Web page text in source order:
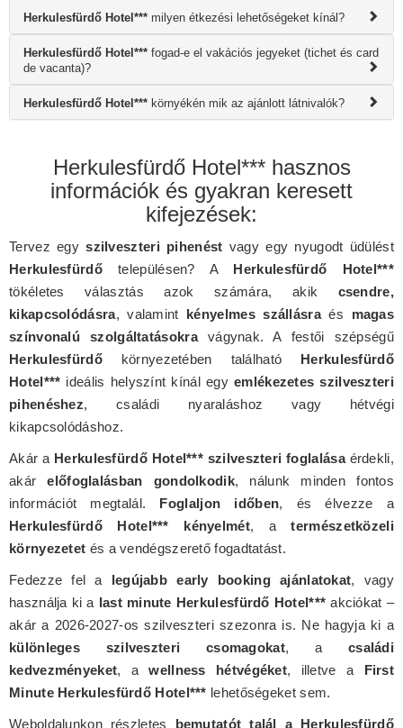
Herkulesfürdő Hotel*** milyen étkezési lehetőségeket kínál?
Herkulesfürdő Hotel*** fogad-e el vakációs jegyeket (tichet és card
de vacanta)?
Herkulesfürdő Hotel*** környékén mik az ajánlott látnivalók?
Herkulesfürdő Hotel*** hasznos
információk és gyakran keresett
kifejezések:
Tervez egyszilveszteri pihenést vagy egy nyugodt üdülést
Herkulesfürdőtelepülésen? A Herkulesfürdő Hotel***
tökéletes választás azok számára, akik csendre,
kikapcsolódásra, valamint kényelmes szállásraés magas
színvonalú szolgáltatásokravágynak. A festői szépségű
Herkulesfürdőkörnyezetében található Herkulesfürdő
Hotel*** ideális helyszínt kínál egyemlékezetes szilveszteri
pihenéshez, családi nyaraláshoz vagy hétvégi
kikapcsolódáshoz.
Akár a Herkulesfürdő Hotel*** szilveszteri foglalásaérdekli,
akárelőfoglalásban gondolkodik, nálunk minden fontos
információt megtalál. Foglaljon időben, és élvezze a
Herkulesfürdő Hotel*** kényelmét, atermészetközeli
környezetet és a vendégszerető fogadtatást.
Fedezze fel a legújabb early booking ajánlatokat, vagy
használja ki a last minute Herkulesfürdő Hotel*** akciókat –
akár a 2026-2027-os szilveszteri szezonra is. Ne hagyja ki a
különleges szilveszteri csomagokat, a családi
kedvezményeket, awellness hétvégéket, illetve a First
Minute Herkulesfürdő Hotel*** lehetőségeket sem.
Weboldalunkon részletes bemutatót talál a Herkulesfürdő